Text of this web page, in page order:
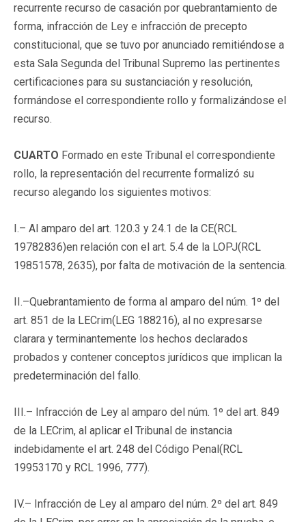
recurrente recurso de casación por quebrantamiento de
forma, infracción de Ley e infracción de precepto
constitucional, que se tuvo por anunciado remitiéndose a
esta Sala Segunda del Tribunal Supremo las pertinentes
certificaciones para su sustanciación y resolución,
formándose el correspondiente rollo y formalizándose el
recurso.
CUARTO Formado en este Tribunal el correspondiente
rollo, la representación del recurrente formalizó su
recurso alegando los siguientes motivos:
I.– Al amparo del art. 120.3 y 24.1 de la CE(RCL
19782836)en relación con el art. 5.4 de la LOPJ(RCL
19851578, 2635), por falta de motivación de la sentencia.
II.–Quebrantamiento de forma al amparo del núm. 1º del
art. 851 de la LECrim(LEG 188216), al no expresarse
clarara y terminantemente los hechos declarados
probados y contener conceptos jurídicos que implican la
predeterminación del fallo.
III.– Infracción de Ley al amparo del núm. 1º del art. 849
de la LECrim, al aplicar el Tribunal de instancia
indebidamente el art. 248 del Código Penal(RCL
19953170 y RCL 1996, 777).
IV.– Infracción de Ley al amparo del núm. 2º del art. 849